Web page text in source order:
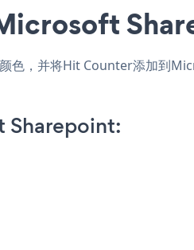
，并将Hit Counter添加到
Sharepoint: